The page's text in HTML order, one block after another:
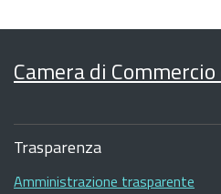
Camera di
Sezione
Footer
Trasparenza
Amministrazione trasparente